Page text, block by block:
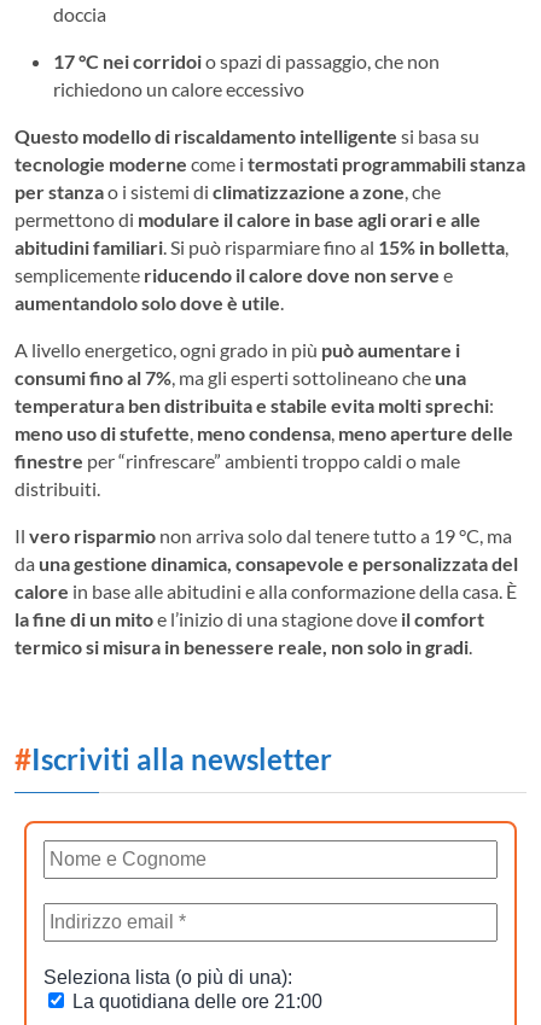
doccia
17 °C nei corridoio spazi di passaggio, che non
richiedono un calore eccessivo
Questo modello di riscaldamento intelligente si basa su
tecnologie moderne come i termostati programmabili stanza
per stanzao i sistemi di climatizzazione a zone , che
permettono di modulare il calore in base agli orari e alle
abitudini familiari . Si può risparmiare fino al 15% in bolletta
semplicemente riducendo il calore dove non serve e
aumentandolo solo dove è utile
A livello energetico, ogni grado in più può aumentare i
consumi fino al 7% , ma gli esperti sottolineano che una
temperatura ben distribuita e stabile evita molti sprechi:
meno uso di stufette meno condensa meno aperture delle
finestre per “rinfrescare” ambienti troppo caldi o male
distribuiti.
Il vero risparmio non arriva solo dal tenere tutto a 19 °C, ma
da una gestione dinamica, consapevole e personalizzata del
calore in base alle abitudini e alla conformazione della casa. È
la fine di un mitoe l’inizio di una stagione dove il comfort
termico si misura in benessere reale, non solo in gradi
#Iscriviti alla newsletter